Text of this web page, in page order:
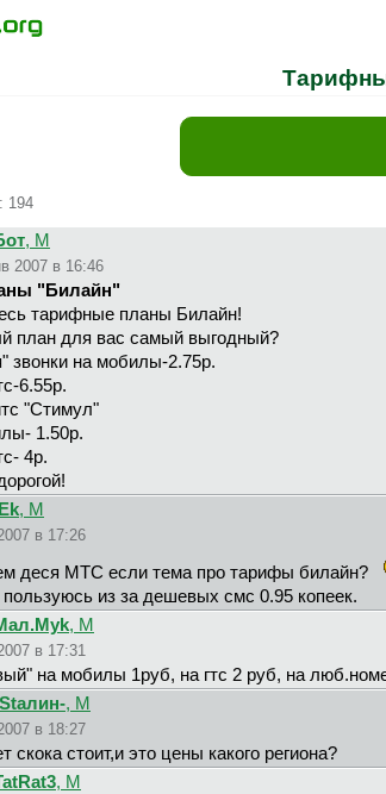
194
, М
2007 в 16:46
"Билайн"
тарифные планы Билайн!
план для вас самый выгодный?
звонки на мобилы-2.75р.
6.55р.
"Стимул"
1.50р.
4р.
, М
в 17:26
деся МТС если тема про тарифы билайн?
из за дешевых смс 0.95 копеек.
, М
в 17:31
на мобилы 1руб, на гтс 2 руб, на
, М
в 18:27
скока стоит,и это цены какого региона?
, М